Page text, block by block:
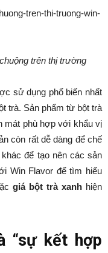
trên thị trường
sử dụng phổ biến nhất
trà. Sản phẩm từ bột trà
mát phù hợp với khẩu vị
còn rất dễ dàng để chế
để tạo nên các sản
Win Flavor để tìm hiểu
giá bột trà xanhhiện
“sự kết hợp